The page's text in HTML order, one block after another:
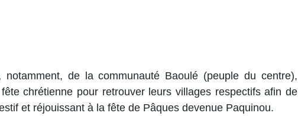
notamment, de la communauté Baoulé (peuple du centre),
chrétienne pour retrouver leurs villages respectifs afin de
et réjouissant à la fête de Pâques devenue Paquinou.